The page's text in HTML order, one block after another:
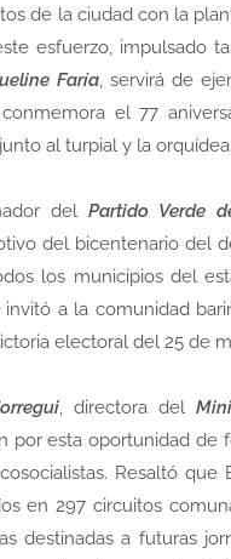
de la ciudad con la
esfuerzo, impulsado
Faría, servirá de
el 77
al turpial y la orquídea.
del Partido Verde
del bicentenario del
los municipios del
invitó a la comunidad
electoral del 25 de
, directora del
por esta oportunidad de
Resaltó
en 297 circuitos
destinadas a futuras